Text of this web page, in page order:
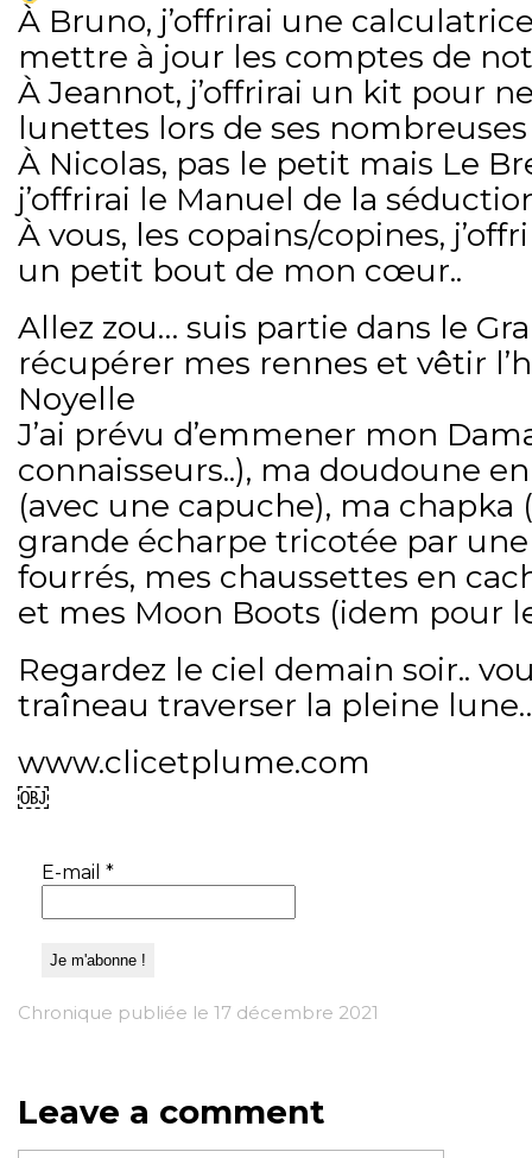
À Bruno, j’offrirai une
mettre à jour les comptes de
À Jeannot, j’offrirai un kit pour
lunettes lors de ses
À Nicolas, pas le petit mais Le
j’offrirai le Manuel de la
À vous, les copains/copines,
un petit bout de mon cœur..
Allez zou… suis partie dans le
récupérer mes rennes et vêtir
Noyelle
J’ai prévu d’emmener mon
connaisseurs..), ma doudoune
(avec une capuche), ma chapka
grande écharpe tricotée par
fourrés, mes chaussettes en
et mes Moon Boots (idem pour
Regardez le ciel demain soir..
traîneau traverser la pleine
www.clicetplume.com
￼
E-mail *
Chronique publiée le 17 décembre 2021
Leave a comment